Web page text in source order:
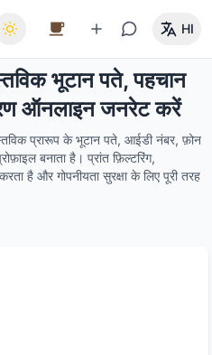
HI
भूटान पते, पहचान
ऑनलाइन जनरेट करें
प्रारूप के भूटान पते, आईडी नंबर, फ़ोन
बनाता है। प्रांत फ़िल्टरिंग,
है और गोपनीयता सुरक्षा के लिए पूरी तरह